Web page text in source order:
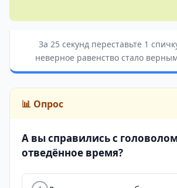
За 25 секунд переставьте 1
неверное равенство стало
📊 Опрос
А вы справились с
отведённое время?